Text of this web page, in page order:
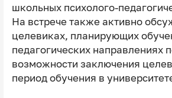
школьных психолого-
На встрече также активно
целевиках, планирующих
педагогических направлениях
возможности заключения
период обучения в